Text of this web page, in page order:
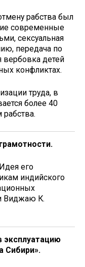
рабства был
современные
сексуальная
передача по
вербовка детей
конфликтах.
труда, в
более 40
его
индийского
Виджаю К.
эксплуатацию
Сибири».